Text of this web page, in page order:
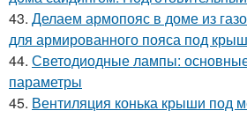
43. Делаем армопояс в доме из
для армированного пояса под
44. Светодиодные лампы: основные
параметры
45. Вентиляция конька крыши под